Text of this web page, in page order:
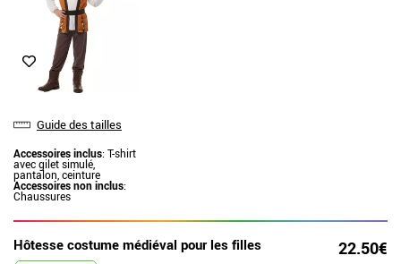
Guide des tailles
Accessoires inclus: T-shirt
avec gilet simulé,
pantalon, ceinture
Accessoires non inclus:
Chaussures
Hôtesse costume médiéval pour les filles 22.50€